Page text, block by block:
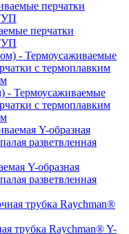
перчатки
Термоусаживаемые
с термоплавким
Y-образная
разветвленная
трубка Raychman® Y-